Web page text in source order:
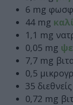
6 mg
44 mg
1,1 mg
0,05 mg
7,7 mg
0,5
35
0,72 mg